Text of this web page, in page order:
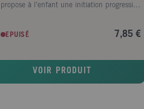
propose à l’enfant une initiation progressive
de ses personnages favoris : Sami, Julie et
Tobi. L’enfant touche d’abord la lettre
mémoriser la forme de la lettre et le sens
de l’écriture. Puis, avec son feutre, il
EPUISÉ 7,85 €
VOIR PRODUIT